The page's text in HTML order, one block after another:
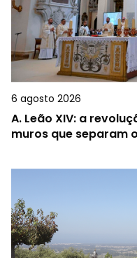
6 agosto 2026
A. Leão XIV: a
muros que separam